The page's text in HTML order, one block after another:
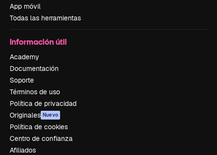
App móvil
Todas las herramientas
Información útil
Academy
Documentación
Soporte
Términos de uso
Política de privacidad
Originales Nuevo
Política de cookies
Centro de confianza
Afiliados